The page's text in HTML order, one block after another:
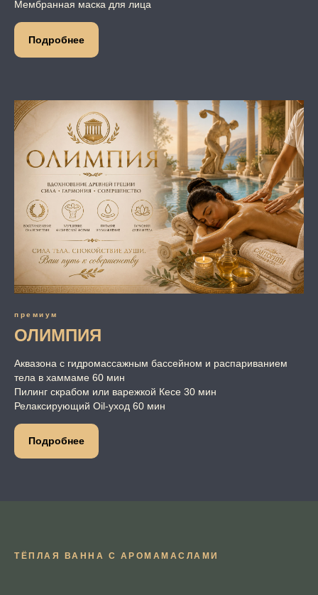
Мембранная маска для лица
Подробнее
премиум
ОЛИМПИЯ
Аквазона с гидромассажным бассейном и распариванием
тела в хаммаме 60 мин
Пилинг скрабом или варежкой Кесе 30 мин
Релаксирующий Oil-уход 60 мин
Подробнее
ТЁПЛАЯ ВАННА С АРОМАМАСЛАМИ